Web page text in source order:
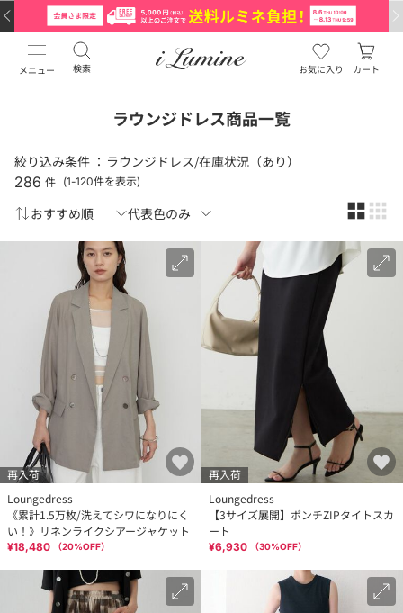
メニュー 検索 お気に入り カート
ラウンジドレス商品一覧
絞り込み条件 ： ラウンジドレス/在庫状況（あり）
286 件 (1-120件を表示)
再入荷
Loungedress
《累計1.5万枚/洗えてシワになりにく
い！》リネンライクシアージャケット
¥18,480 （20%OFF）
再入荷
Loungedress
【3サイズ展開】ポンチZIPタイトスカ
ート
¥6,930 （30%OFF）